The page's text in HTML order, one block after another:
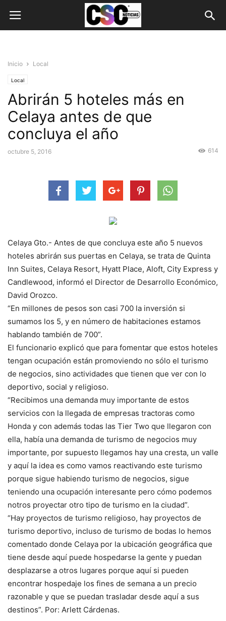
Inicio Local
Local
Abrirán 5 hoteles más en
Celaya antes de que
concluya el año
octubre 5, 2016 614
Celaya Gto.- Antes de que concluya este año 5 nuevos
hoteles abrirán sus puertas en Celaya, se trata de Quinta
Inn Suites, Celaya Resort, Hyatt Place, Aloft, City Express y
Candlewood, informó el Director de Desarrollo Económico,
David Orozco.
“En millones de pesos son casi 700 la inversión si
sumamos los 5, y en número de habitaciones estamos
hablando también de 700”.
El funcionario explicó que para fomentar que estos hoteles
tengan ocupación están promoviendo no sólo el turismo
de negocios, sino actividades que tienen que ver con lo
deportivo, social y religioso.
“Recibimos una demanda muy importante de estos
servicios con la llegada de empresas tractoras como
Honda y con además todas las Tier Two que llegaron con
ella, había una demanda de turismo de negocios muy
importante, por supuesto llegamos hay una cresta, un valle
y aquí la idea es como vamos reactivando este turismo
porque sigue habiendo turismo de negocios, sigue
teniendo una ocupación interesante pero cómo podemos
notros proyectar otro tipo de turismo en la ciudad”.
“Hay proyectos de turismo religioso, hay proyectos de
turismo deportivo, incluso de turismo de bodas lo hemos
comentado donde Celaya por la ubicación geográfica que
tiene desde aquí puede hospedarse la gente y puedan
desplazarse a otros lugares porque aquí si pueden
encontrar hospedaje los fines de semana a un precio
razonable y que se puedan trasladar desde aquí a sus
destinos”. Por: Arlett Cárdenas.